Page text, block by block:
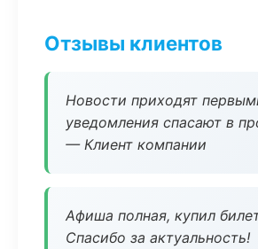
Отзывы клиентов
Новости приходят
уведомления спасают в
— Клиент компании
Афиша полная, купил
Спасибо за актуальность!